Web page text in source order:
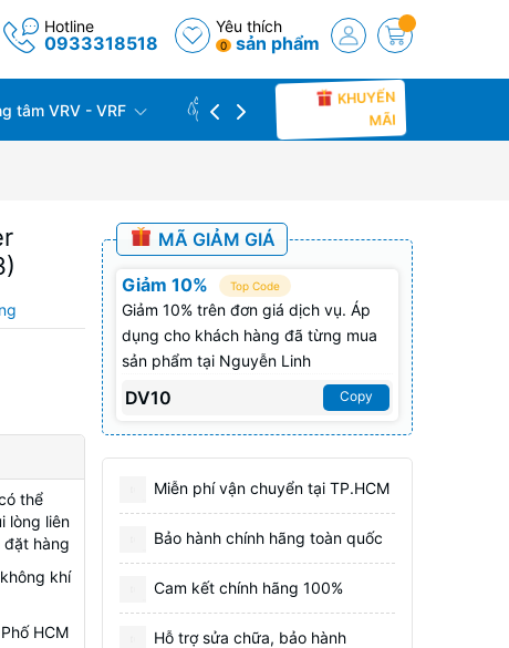
Hotline
0933318518
Yêu thích
0 sản phẩm
tâm VRV - VRF CÔNG TRÌNH THỰC TẾ
KHUYẾN
MÃI
thể
lòng liên
đặt hàng
khí
HCM
MÃ GIẢM GIÁ
Giảm 10% Top Code
Giảm 10% trên đơn giá dịch vụ. Áp
dụng cho khách hàng đã từng mua
sản phẩm tại Nguyễn Linh
DV10 Copy
Miễn phí vận chuyển tại TP.HCM
Bảo hành chính hãng toàn quốc
Cam kết chính hãng 100%
Hỗ trợ sửa chữa, bảo hành